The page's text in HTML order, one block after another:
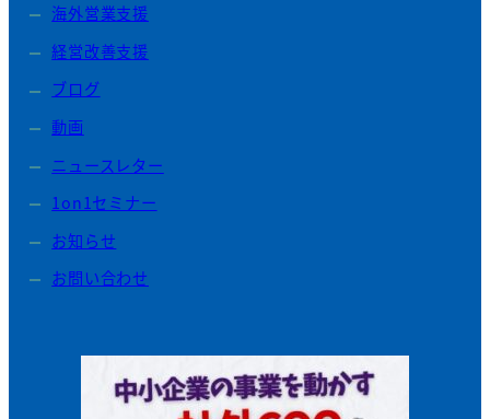
海外営業支援
経営改善支援
ブログ
動画
ニュースレター
1on1セミナー
お知らせ
お問い合わせ